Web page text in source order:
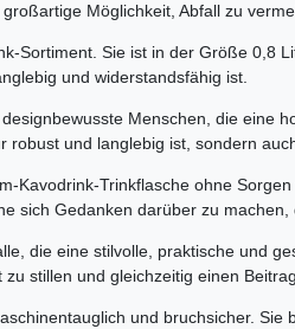
Möglichkeit, Abfall zu
Sortiment. Sie ist in der Größe 0,8
und widerstandsfähig ist.
Menschen, die eine
und langlebig ist, sondern
Kavodrink-Trinkflasche ohne
sich Gedanken darüber zu
die eine stilvolle, praktische und
stillen und gleichzeitig einen
und bruchsicher.